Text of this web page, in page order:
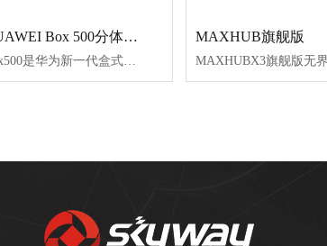
HUAWEI Box 500分体式超清视频会议终端
Box500是华为新一代盒式超清视频会议终端，支持连接华为VPC系列高清摄像机和VPT300智能摄像机，使用HUAWEITouch（以下简称Touch）触摸点击，或者使用AI（ArtificialIntelligence）智能语音助手语音操控便可以召开高品质和超清音视频会议。可连接第三方IWB（interactivewhiteboard）实现本地和远程协作会议。Box500适合部署在40平方米以下、容纳7~12人的会议室，例如中型会议室、大型会议室或者行政办公室。
MAXHUB旗舰版